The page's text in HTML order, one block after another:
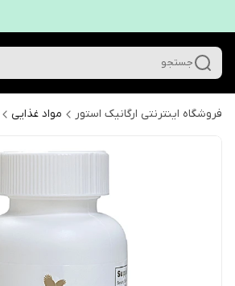
جستجو
فروشگاه اینترنتی ارگانیک استور مواد غذایی